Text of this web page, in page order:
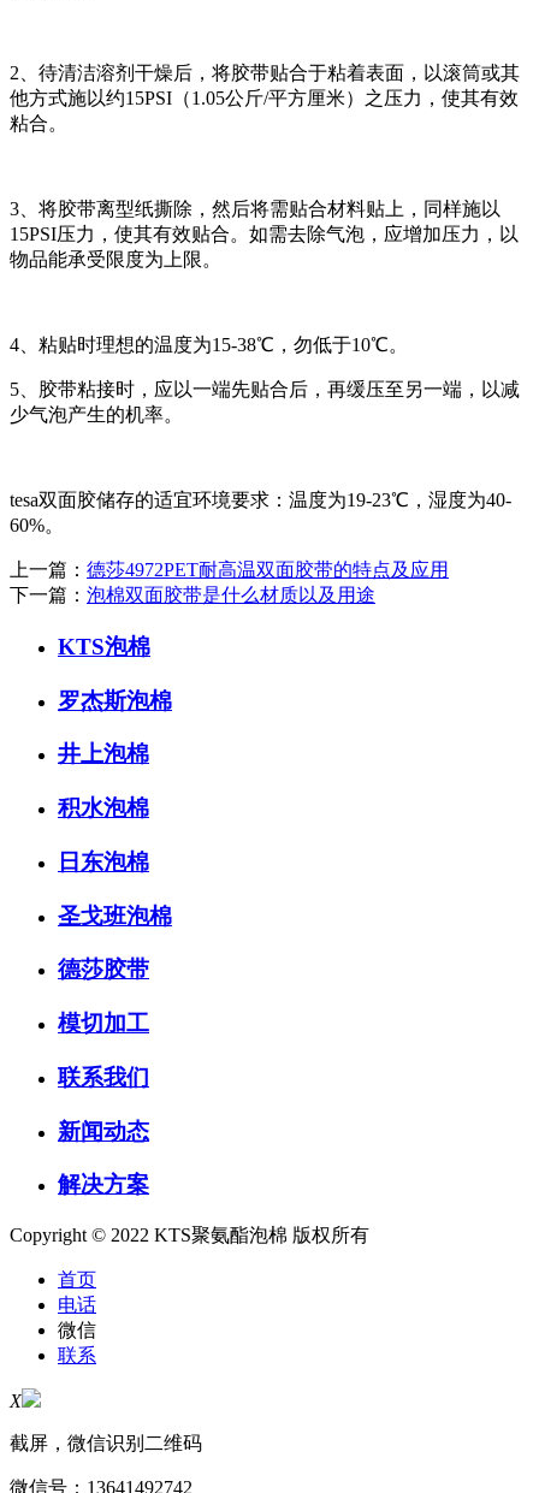
2、待清洁溶剂干燥后，将胶带贴合于粘着表面，以滚筒或其
他方式施以约15PSI（1.05公斤/平方厘米）之压力，使其有效
粘合。
3、将胶带离型纸撕除，然后将需贴合材料贴上，同样施以
15PSI压力，使其有效贴合。如需去除气泡，应增加压力，以
物品能承受限度为上限。
4、粘贴时理想的温度为15-38℃，勿低于10℃。
5、胶带粘接时，应以一端先贴合后，再缓压至另一端，以减
少气泡产生的机率。
tesa双面胶储存的适宜环境要求：温度为19-23℃，湿度为40-
60%。
上一篇： 德莎4972PET耐高温双面胶带的特点及应用
下一篇： 泡棉双面胶带是什么材质以及用途
KTS泡棉
罗杰斯泡棉
井上泡棉
积水泡棉
日东泡棉
圣戈班泡棉
德莎胶带
模切加工
联系我们
新闻动态
解决方案
Copyright © 2022 KTS聚氨酯泡棉 版权所有
首页
电话
微信
联系
X
截屏，微信识别二维码
微信号： 13641492742